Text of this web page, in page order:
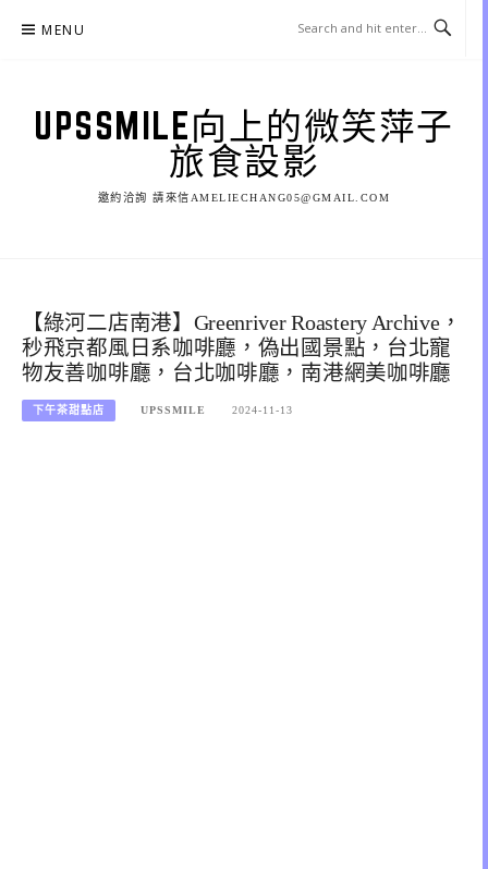
MENU
UPSSMILE向上的微笑萍子
旅食設影
邀約洽詢 請來信AMELIECHANG05@GMAIL.COM
【綠河二店南港】Greenriver Roastery Archive，
秒飛京都風日系咖啡廳，偽出國景點，台北寵
物友善咖啡廳，台北咖啡廳，南港網美咖啡廳
下午茶甜點店 UPSSMILE 2024-11-13